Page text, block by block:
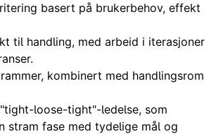
basert på brukerbehov, effekt
til handling, med arbeid i iterasjoner
kombinert med handlingsrom
loose-tight"-ledelse, som
stram fase med tydelige mål og